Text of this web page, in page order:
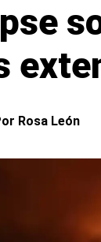
Rosa León